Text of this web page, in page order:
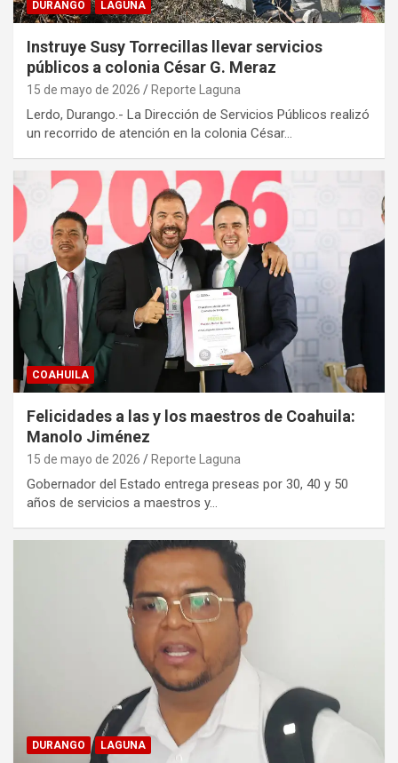
DURANGO LAGUNA
Instruye Susy Torrecillas llevar servicios
públicos a colonia César G. Meraz
15 de mayo de 2026 Reporte Laguna
Lerdo, Durango.- La Dirección de Servicios Públicos realizó
un recorrido de atención en la colonia César…
COAHUILA
Felicidades a las y los maestros de Coahuila:
Manolo Jiménez
15 de mayo de 2026 Reporte Laguna
Gobernador del Estado entrega preseas por 30, 40 y 50
años de servicios a maestros y…
DURANGO LAGUNA